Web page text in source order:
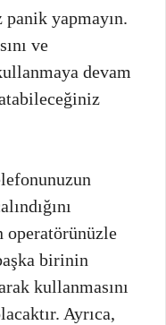
yapmayın.
ve
devam
birinin
kullanmasını
Ayrıca,